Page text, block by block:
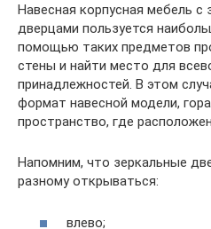
Навесная корпусная мебель с
дверцами пользуется
помощью таких предметов
стены и найти место для
принадлежностей. В этом
формат навесной модели,
пространство, где
Напомним, что зеркальные
разному открываться:
влево;